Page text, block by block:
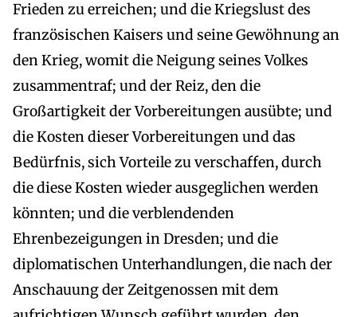
Frieden zu erreichen; und die Kriegslust des
französischen Kaisers und seine Gewöhnung an
den Krieg, womit die Neigung seines Volkes
zusammentraf; und der Reiz, den die
Großartigkeit der Vorbereitungen ausübte; und
die Kosten dieser Vorbereitungen und das
Bedürfnis, sich Vorteile zu verschaffen, durch
die diese Kosten wieder ausgeglichen werden
könnten; und die verblendenden
Ehrenbezeigungen in Dresden; und die
diplomatischen Unterhandlungen, die nach der
Anschauung der Zeitgenossen mit dem